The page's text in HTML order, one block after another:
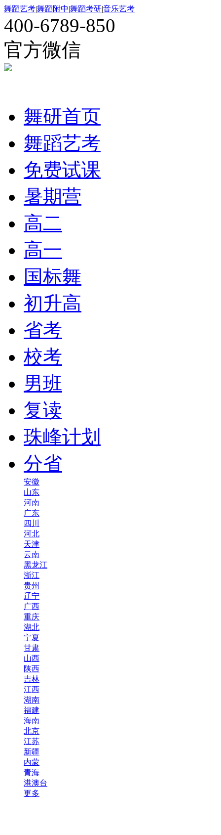
舞蹈艺考|舞蹈附中|舞蹈考研|音乐艺考
400-6789-850
官方微信
舞研首页
舞蹈艺考
免费试课
暑期营
高二
高一
国标舞
初升高
省考
校考
男班
复读
珠峰计划
分省
安徽
山东
河南
广东
四川
河北
天津
云南
黑龙江
浙江
贵州
辽宁
广西
重庆
湖北
宁夏
甘肃
山西
陕西
吉林
江西
湖南
福建
海南
北京
江苏
新疆
内蒙
青海
港澳台
更多